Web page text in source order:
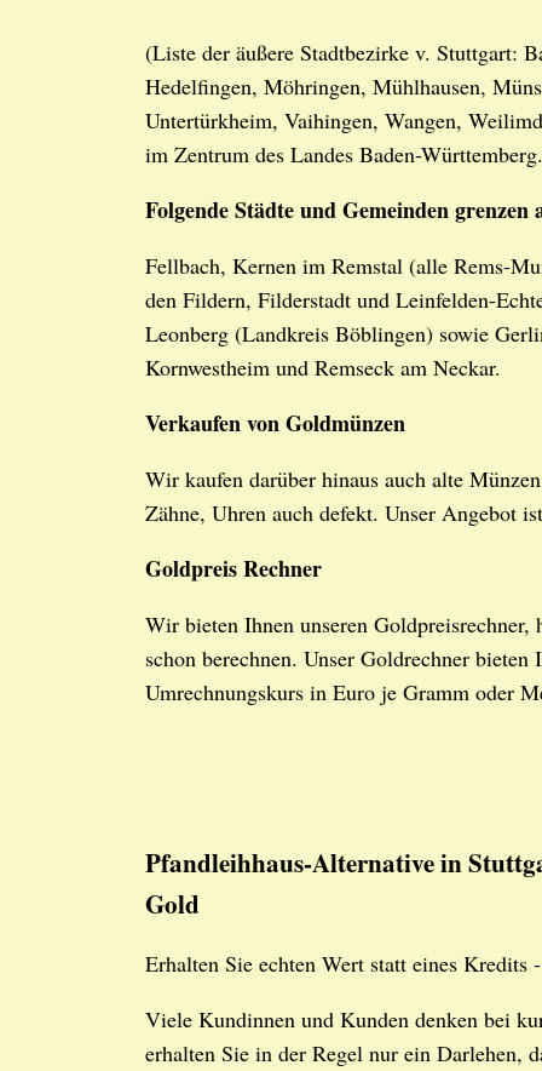
(Liste der äußere Stadtbezirke v. Stuttgart:
Hedelfingen, Möhringen, Mühlhausen,
Untertürkheim, Vaihingen, Wangen,
im Zentrum des Landes Baden-Württemberg.
Folgende Städte und Gemeinden
Fellbach, Kernen im Remstal (alle Rems-
den Fildern, Filderstadt und Leinfelden-
Leonberg (Landkreis Böblingen) sowie
Kornwestheim und Remseck am Neckar.
Verkaufen von Goldmünzen
Wir kaufen darüber hinaus auch alte
Zähne, Uhren auch defekt. Unser Angebot
Goldpreis Rechner
Wir bieten Ihnen unseren
schon berechnen. Unser Goldrechner
Umrechnungskurs in Euro je Gramm oder
Pfandleihhaus-Alternative in
Gold
Erhalten Sie echten Wert statt eines Kredits
Viele Kundinnen und Kunden denken bei
erhalten Sie in der Regel nur ein Darlehen,